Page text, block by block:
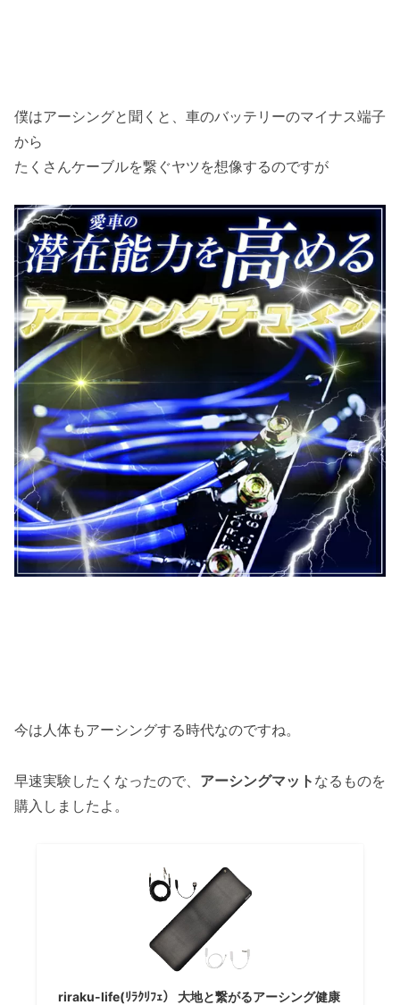
僕はアーシングと聞くと、車のバッテリーのマイナス端子
から
たくさんケーブルを繋ぐヤツを想像するのですが
今は人体もアーシングする時代なのですね。
早速実験したくなったので、 アーシングマット なるものを
購入しましたよ。
riraku-life(ﾘﾗｸﾘﾌｪ） 大地と繋がるアーシング健康